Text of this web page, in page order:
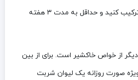
نصف لیوان عرق کاسنی ترکیب کنید و حداقل به مدت ۳ هفته
از خواص خاکشیر است. برای از بین
صورت روزانه یک لیوان شربت